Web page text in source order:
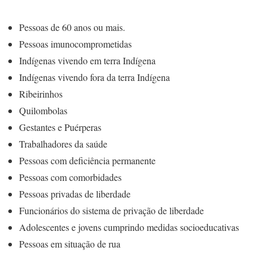
Pessoas de 60 anos ou mais.
Pessoas imunocomprometidas
Indígenas vivendo em terra Indígena
Indígenas vivendo fora da terra Indígena
Ribeirinhos
Quilombolas
Gestantes e Puérperas
Trabalhadores da saúde
Pessoas com deficiência permanente
Pessoas com comorbidades
Pessoas privadas de liberdade
Funcionários do sistema de privação de liberdade
Adolescentes e jovens cumprindo medidas socioeducativas
Pessoas em situação de rua